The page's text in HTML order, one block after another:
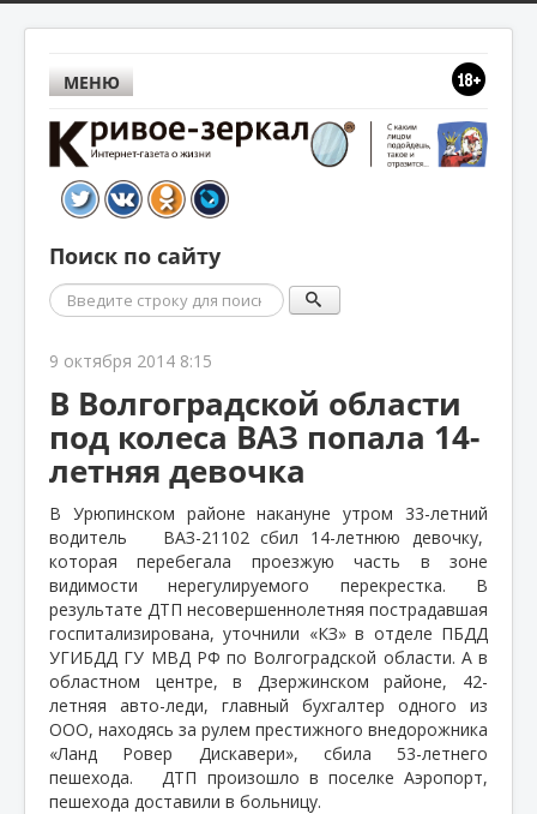
МЕНЮ
Поиск по сайту
Поиск
9 октября 2014 8:15
В Волгоградской области
под колеса ВАЗ попала 14-
летняя девочка
В Урюпинском районе накануне утром 33-летний
водитель
ВАЗ-21102 сбил 14-летнюю девочку,
которая перебегала проезжую часть в зоне
видимости нерегулируемого перекрестка. В
результате ДТП несовершеннолетняя пострадавшая
госпитализирована, уточнили «КЗ» в отделе ПБДД
УГИБДД ГУ МВД РФ по Волгоградской области. А в
областном центре, в Дзержинском районе, 42-
летняя авто-леди, главный бухгалтер одного из
ООО, находясь за рулем престижного внедорожника
«Ланд Ровер Дискавери», сбила 53-летнего
пешехода.
ДТП произошло в поселке Аэропорт,
пешехода доставили в больницу.